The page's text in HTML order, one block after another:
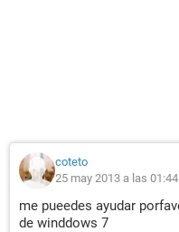
coteto
25 may 2013 a las 01:44
me pueedes ayudar
de winddows 7